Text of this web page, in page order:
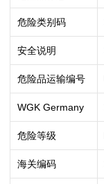
危险类别码
安全说明
危险品运输编号
WGK Germany
危险等级
海关编码